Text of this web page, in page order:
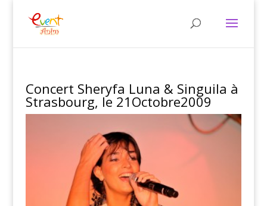
Concert Sheryfa Luna & Singuila à
Strasbourg, le 21Octobre2009